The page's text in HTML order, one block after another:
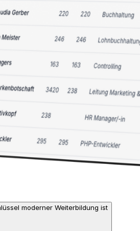
moderner Weiterbildung ist